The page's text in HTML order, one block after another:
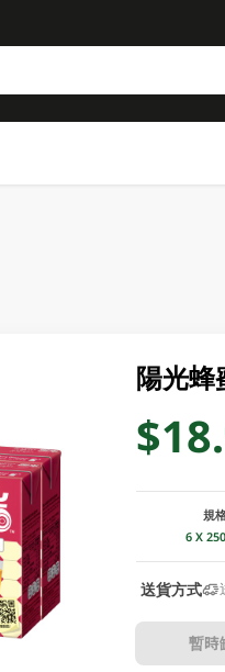
陽光蜂
規
6 X
送貨方式
暫時